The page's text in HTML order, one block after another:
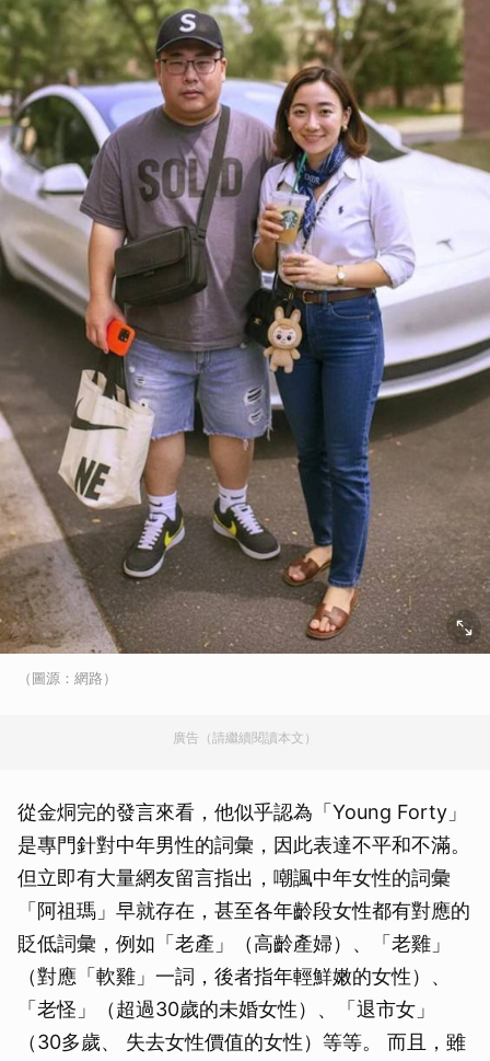
（圖源：網路）
廣告（請繼續閱讀本文）
從金烔完的發言來看，他似乎認為「Young Forty」
是專門針對中年男性的詞彙，因此表達不平和不滿。
但立即有大量網友留言指出，嘲諷中年女性的詞彙
「阿祖瑪」早就存在，甚至各年齡段女性都有對應的
貶低詞彙，例如「老產」（高齡產婦）、「老雞」
（對應「軟雞」一詞，後者指年輕鮮嫩的女性）、
「老怪」（超過30歲的未婚女性）、「退市女」
（30多歲、 失去女性價值的女性）等等。 而且，雖